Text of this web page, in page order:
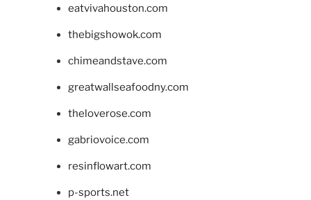
eatvivahouston.com
thebigshowok.com
chimeandstave.com
greatwallseafoodny.com
theloverose.com
gabriovoice.com
resinflowart.com
p-sports.net